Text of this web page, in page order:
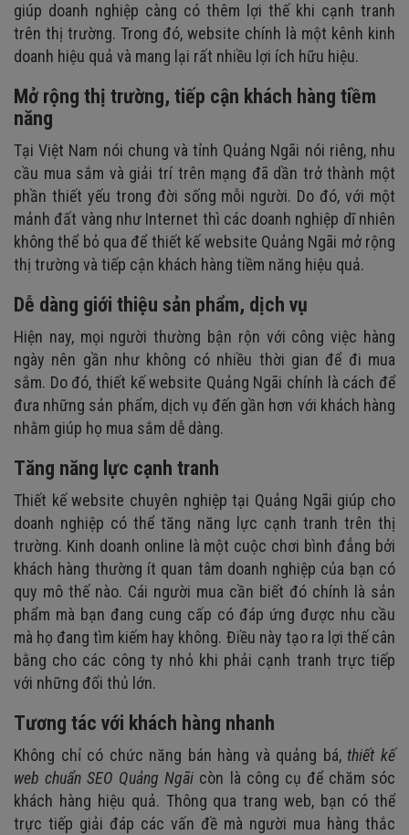
giúp doanh nghiệp càng có thêm lợi thế khi cạnh tranh
trên thị trường. Trong đó, website chính là một kênh kinh
doanh hiệu quả và mang lại rất nhiều lợi ích hữu hiệu.
Mở rộng thị trường, tiếp cận khách hàng tiềm
năng
Tại Việt Nam nói chung và tỉnh Quảng Ngãi nói riêng, nhu
cầu mua sắm và giải trí trên mạng đã dần trở thành một
phần thiết yếu trong đời sống mỗi người. Do đó, với một
mảnh đất vàng như Internet thì các doanh nghiệp dĩ nhiên
không thể bỏ qua để thiết kế website Quảng Ngãi mở rộng
thị trường và tiếp cận khách hàng tiềm năng hiệu quả.
Dễ dàng giới thiệu sản phẩm, dịch vụ
Hiện nay, mọi người thường bận rộn với công việc hàng
ngày nên gần như không có nhiều thời gian để đi mua
sắm. Do đó, thiết kế website Quảng Ngãi chính là cách để
đưa những sản phẩm, dịch vụ đến gần hơn với khách hàng
nhằm giúp họ mua sắm dễ dàng.
Tăng năng lực cạnh tranh
Thiết kế website chuyên nghiệp tại Quảng Ngãi giúp cho
doanh nghiệp có thể tăng năng lực cạnh tranh trên thị
trường. Kinh doanh online là một cuộc chơi bình đẳng bởi
khách hàng thường ít quan tâm doanh nghiệp của bạn có
quy mô thế nào. Cái người mua cần biết đó chính là sản
phẩm mà bạn đang cung cấp có đáp ứng được nhu cầu
mà họ đang tìm kiếm hay không. Điều này tạo ra lợi thế cân
bằng cho các công ty nhỏ khi phải cạnh tranh trực tiếp
với những đối thủ lớn.
Tương tác với khách hàng nhanh
Không chỉ có chức năng bán hàng và quảng bá, thiết kế
web chuẩn SEO Quảng Ngãi còn là công cụ để chăm sóc
khách hàng hiệu quả. Thông qua trang web, bạn có thể
trực tiếp giải đáp các vấn đề mà người mua hàng thắc